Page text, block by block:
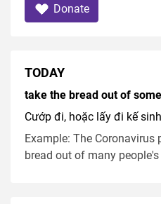
Donate
TODAY
take the bread out of
Cướp đi, hoặc lấy đi kế
Example: The Coronavirus
bread out of many